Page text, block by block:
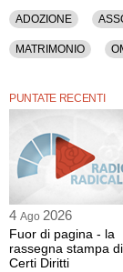
ADOZIONE
MATRIMONIO
PUNTATE RECENTI
4 Ago 2026
Fuor di pagina - la
rassegna stampa di
Certi Diritti